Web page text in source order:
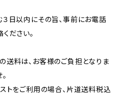
日以内にその旨、事前にお電話
ださい。
送料は、お客様のご負担となりま
トをご利用の場合、片道送料税込